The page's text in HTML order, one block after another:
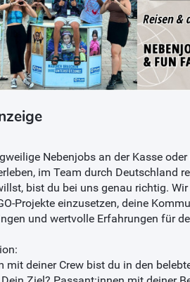
Nebenjobs an der Kasse
im Team durch Deutschland
bist du bei uns genau richtig.
Projekte einzusetzen, deine
und wertvolle Erfahrungen für
mit deiner Crew bist du in den